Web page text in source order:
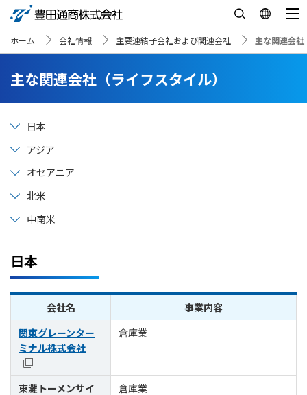
ホーム 会社情報 主要連結子会社および関連会社 主な関連会
主な関連会社（ライフスタイル）
日本
アジア
オセアニア
北米
中南米
日本
会社名
事業内容
関東グレーンター
ミナル株式会社
倉庫業
東灘トーメンサイ
倉庫業